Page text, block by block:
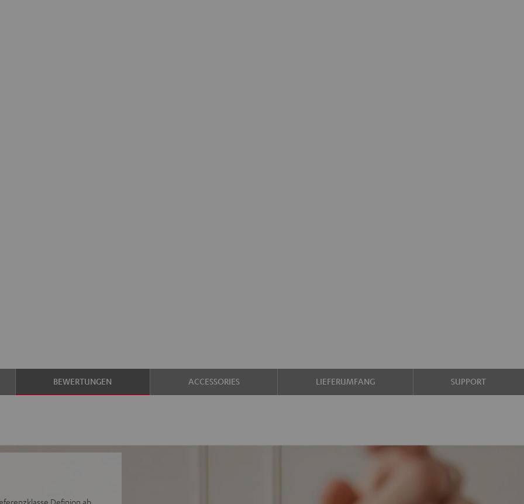
BEWERTUNGEN ACCESSORIES LIEFERUMFANG SUPPORT
Definion ab.